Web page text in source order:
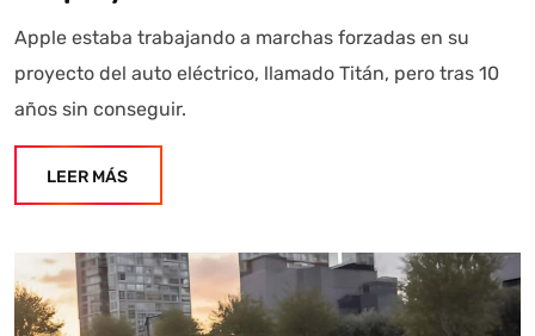
Apple estaba trabajando a marchas forzadas en su
proyecto del auto eléctrico, llamado Titán, pero tras 10
años sin conseguir.
LEER MÁS